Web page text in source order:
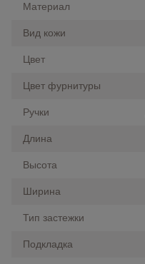
Материал
Вид кожи
Цвет
Цвет фурнитуры
Ручки
Длина
Высота
Ширина
Тип застежки
Подкладка